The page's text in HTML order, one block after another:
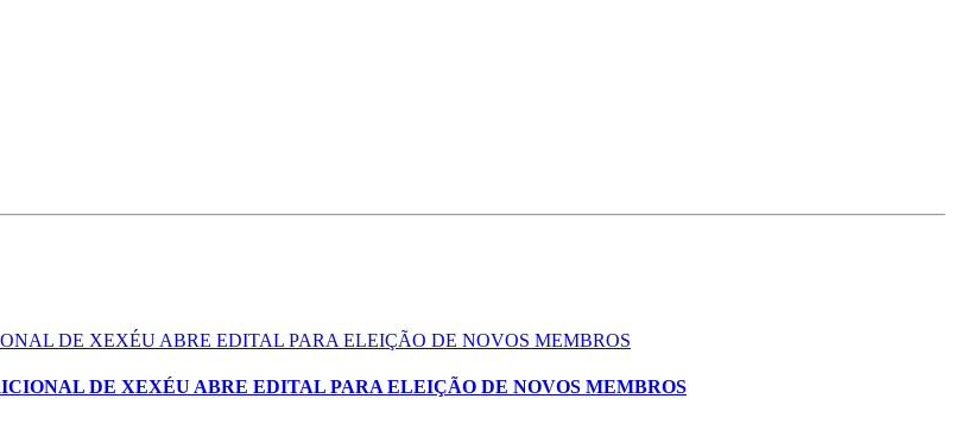
DE XEXÉU ABRE EDITAL PARA ELEIÇÃO DE NOVOS MEMBROS
DE XEXÉU ABRE EDITAL PARA ELEIÇÃO DE NOVOS MEMBROS